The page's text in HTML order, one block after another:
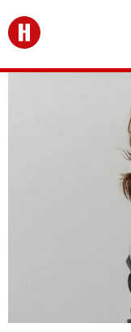
Перейти на главную